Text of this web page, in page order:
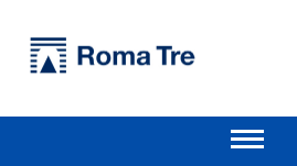
Prof. ALESSANDRO GABBIANELLI - Università Roma Tre
Apri il menu secondario